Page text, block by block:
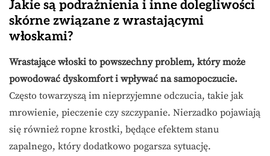
Jakie są podrażnienia i inne dolegliwości
skórne związane z wrastającymi
włoskami?
Wrastające włoski to powszechny problem, który może
powodować dyskomfort i wpływać na samopoczucie.
Często towarzyszą im nieprzyjemne odczucia, takie jak
mrowienie, pieczenie czy szczypanie. Nierzadko pojawiają
się również ropne krostki, będące efektem stanu
zapalnego, który dodatkowo pogarsza sytuację.